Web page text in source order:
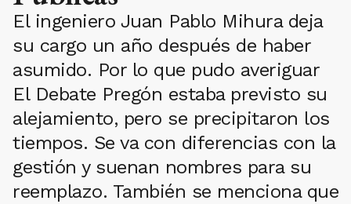
El ingeniero Juan Pablo Mihura deja
su cargo un año después de haber
asumido. Por lo que pudo averiguar
El Debate Pregón estaba previsto su
alejamiento, pero se precipitaron los
tiempos. Se va con diferencias con la
gestión y suenan nombres para su
reemplazo. También se menciona que